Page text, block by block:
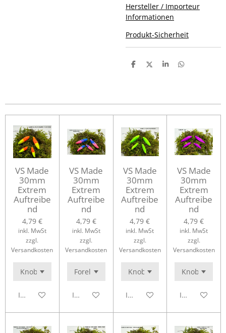
Hersteller / Importeur
Informationen
Produkt-Sicherheit
T
n
T
n
T
n
T
n
VS Made
30mm
Extrem
Auftreibe
nd
4,79 €
inkl. MwSt
zzgl.
Versandkosten
In den Warenkorb
VS Made
30mm
Extrem
Auftreibe
nd
4,79 €
inkl. MwSt
zzgl.
Versandkosten
In den Warenkorb
VS Made
30mm
Extrem
Auftreibe
nd
4,79 €
inkl. MwSt
zzgl.
Versandkosten
In den Warenkorb
VS Made
30mm
Extrem
Auftreibe
nd
4,79 €
inkl. MwSt
zzgl.
Versandkosten
In den